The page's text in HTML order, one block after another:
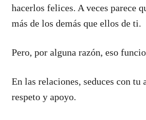
hacerlos felices. A veces parece
más de los demás que ellos de ti.
Pero, por alguna razón, eso
En las relaciones, seduces con tu
respeto y apoyo.